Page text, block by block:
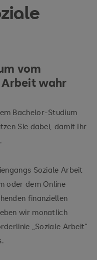
vom
wahr
Bachelor-Studium
Sie dabei, damit Ihr
Soziale Arbeit
oder dem Online
finanziellen
wir monatlich
„Soziale Arbeit“